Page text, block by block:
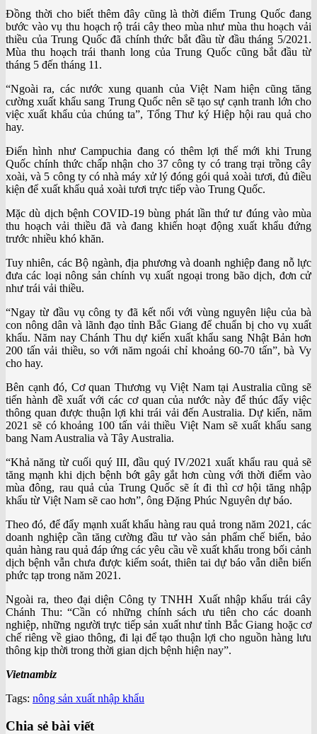
Đồng thời cho biết thêm đây cũng là thời điểm Trung Quốc đang
bước vào vụ thu hoạch rộ trái cây theo mùa như mùa thu hoạch vải
thiều của Trung Quốc đã chính thức bắt đầu từ đầu tháng 5/2021.
Mùa thu hoạch trái thanh long của Trung Quốc cũng bắt đầu từ
tháng 5 đến tháng 11.
“Ngoài ra, các nước xung quanh của Việt Nam hiện cũng tăng
cường xuất khẩu sang Trung Quốc nên sẽ tạo sự cạnh tranh lớn cho
việc xuất khẩu của chúng ta”, Tổng Thư ký Hiệp hội rau quả cho
hay.
Điển hình như Campuchia đang có thêm lợi thế mới khi Trung
Quốc chính thức chấp nhận cho 37 công ty có trang trại trồng cây
xoài, và 5 công ty có nhà máy xử lý đóng gói quả xoài tươi, đủ điều
kiện để xuất khẩu quả xoài tươi trực tiếp vào Trung Quốc.
Mặc dù dịch bệnh COVID-19 bùng phát lần thứ tư đúng vào mùa
thu hoạch vải thiều đã và đang khiến hoạt động xuất khẩu đứng
trước nhiều khó khăn.
Tuy nhiên, các Bộ ngành, địa phương và doanh nghiệp đang nỗ lực
đưa các loại nông sản chính vụ xuất ngoại trong bão dịch, đơn cử
như trái vải thiều.
“Ngay từ đầu vụ công ty đã kết nối với vùng nguyên liệu của bà
con nông dân và lãnh đạo tỉnh Bắc Giang để chuẩn bị cho vụ xuất
khẩu. Năm nay Chánh Thu dự kiến xuất khẩu sang Nhật Bản hơn
200 tấn vải thiều, so với năm ngoái chỉ khoảng 60-70 tấn”, bà Vy
cho hay.
Bên cạnh đó, Cơ quan Thương vụ Việt Nam tại Australia cũng sẽ
tiến hành đề xuất với các cơ quan của nước này để thúc đẩy việc
thông quan được thuận lợi khi trái vải đến Australia. Dự kiến, năm
2021 sẽ có khoảng 100 tấn vải thiều Việt Nam sẽ xuất khẩu sang
bang Nam Australia và Tây Australia.
“Khả năng từ cuối quý III, đầu quý IV/2021 xuất khẩu rau quả sẽ
tăng mạnh khi dịch bệnh bớt gây gắt hơn cùng với thời điểm vào
mùa đông, rau quả của Trung Quốc sẽ ít đi thì cơ hội tăng nhập
khẩu từ Việt Nam sẽ cao hơn”, ông Đặng Phúc Nguyên dự báo.
Theo đó, để đẩy mạnh xuất khẩu hàng rau quả trong năm 2021, các
doanh nghiệp cần tăng cường đầu tư vào sản phẩm chế biến, bảo
quản hàng rau quả đáp ứng các yêu cầu về xuất khẩu trong bối cảnh
dịch bệnh vẫn chưa được kiểm soát, thiên tai dự báo vẫn diễn biến
phức tạp trong năm 2021.
Ngoài ra, theo đại diện Công ty TNHH Xuất nhập khẩu trái cây
Chánh Thu: “Cần có những chính sách ưu tiên cho các doanh
nghiệp, những người trực tiếp sản xuất như tỉnh Bắc Giang hoặc cơ
chế riêng về giao thông, đi lại để tạo thuận lợi cho nguồn hàng lưu
thông kịp thời trong thời gian dịch bệnh hiện nay”.
Vietnambiz
Tags: nông sản xuất nhập khẩu
Chia sẻ bài viết